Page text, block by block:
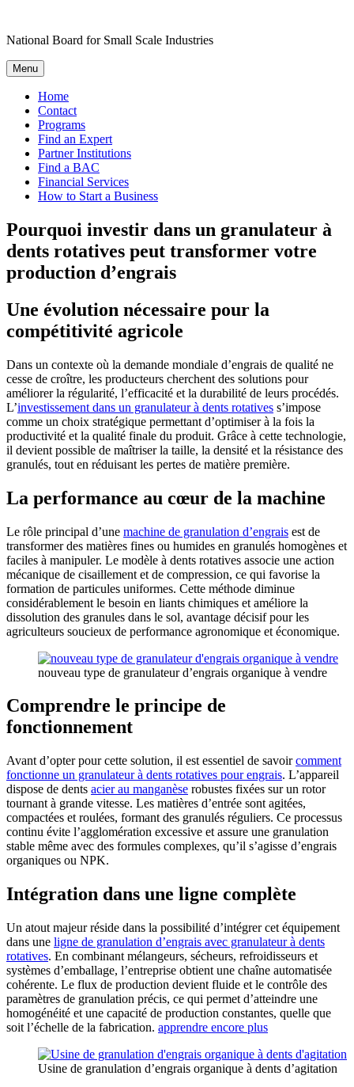
content
National Board for Small Scale Industries
Menu
Home
Contact
Programs
Find an Expert
Partner Institutions
Find a BAC
Financial Services
How to Start a Business
Pourquoi investir dans un granulateur à
dents rotatives peut transformer votre
production d’engrais
Une évolution nécessaire pour la
compétitivité agricole
Dans un contexte où la demande mondiale d’engrais de qualité ne
cesse de croître, les producteurs cherchent des solutions pour
améliorer la régularité, l’efficacité et la durabilité de leurs procédés.
L’investissement dans un granulateur à dents rotatives s’impose
comme un choix stratégique permettant d’optimiser à la fois la
productivité et la qualité finale du produit. Grâce à cette technologie,
il devient possible de maîtriser la taille, la densité et la résistance des
granulés, tout en réduisant les pertes de matière première.
La performance au cœur de la machine
Le rôle principal d’une machine de granulation d’engrais est de
transformer des matières fines ou humides en granulés homogènes et
faciles à manipuler. Le modèle à dents rotatives associe une action
mécanique de cisaillement et de compression, ce qui favorise la
formation de particules uniformes. Cette méthode diminue
considérablement le besoin en liants chimiques et améliore la
dissolution des granules dans le sol, avantage décisif pour les
agriculteurs soucieux de performance agronomique et économique.
nouveau type de granulateur d’engrais organique à vendre
Comprendre le principe de
fonctionnement
Avant d’opter pour cette solution, il est essentiel de savoircomment
fonctionne un granulateur à dents rotatives pour engrais. L’appareil
dispose de dents acier au manganèse robustes fixées sur un rotor
tournant à grande vitesse. Les matières d’entrée sont agitées,
compactées et roulées, formant des granulés réguliers. Ce processus
continu évite l’agglomération excessive et assure une granulation
stable même avec des formules complexes, qu’il s’agisse d’engrais
organiques ou NPK.
Intégration dans une ligne complète
Un atout majeur réside dans la possibilité d’intégrer cet équipement
dans une ligne de granulation d’engrais avec granulateur à dents
rotatives. En combinant mélangeurs, sécheurs, refroidisseurs et
systèmes d’emballage, l’entreprise obtient une chaîne automatisée
cohérente. Le flux de production devient fluide et le contrôle des
paramètres de granulation précis, ce qui permet d’atteindre une
homogénéité et une capacité de production constantes, quelle que
soit l’échelle de la fabrication. apprendre encore plus
Usine de granulation d’engrais organique à dents d’agitation